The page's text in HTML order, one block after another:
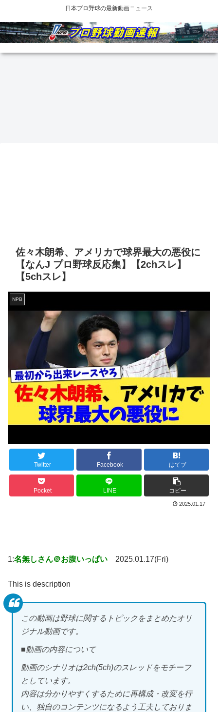
日本プロ野球の最新動画ニュース
佐々木朗希、アメリカで球界最大の悪役に
【なんJ プロ野球反応集】【2chスレ】
【5chスレ】
NPB
Twitter Facebook はてブ
Pocket LINE コピー
2025.01.17
1:名無しさん＠お腹いっぱい 2025.01.17(Fri)
This is description
この動画は野球に関するトピックをまとめたオリ
ジナル動画です。
■動画の内容について
動画のシナリオは2ch(5ch)のスレッドをモチーフ
としています。
内容は分かりやすくするために再構成・改変を行
い、独自のコンテンツになるよう工夫しておりま